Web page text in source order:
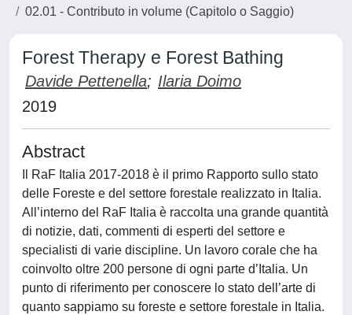
02.01 - Contributo in volume (Capitolo o Saggio)
Forest Therapy e Forest Bathing
Davide Pettenella; Ilaria Doimo
2019
Abstract
Il RaF Italia 2017-2018 è il primo Rapporto sullo stato
delle Foreste e del settore forestale realizzato in Italia.
All’interno del RaF Italia è raccolta una grande quantità
di notizie, dati, commenti di esperti del settore e
specialisti di varie discipline. Un lavoro corale che ha
coinvolto oltre 200 persone di ogni parte d’Italia. Un
punto di riferimento per conoscere lo stato dell’arte di
quanto sappiamo su foreste e settore forestale in Italia.